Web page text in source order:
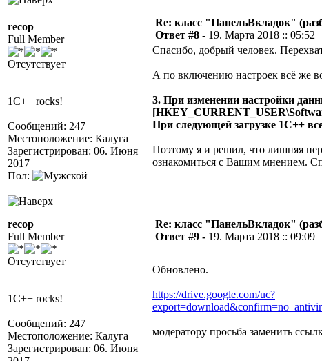
recop
Full Member
Отсутствует
1C++ rocks!
Сообщений: 247
Местоположение: Калуга
Зарегистрирован: 06. Июня
2017
Пол:
Re: класс "ПанельВкладок"
Ответ #8 - 19. Марта 2018 :: 05:52
Спасибо, добрый человек.
А по включению настроек всё же
3. При изменении настройки
При следующей загрузке 1С++
Поэтому я и решил, что лишняя
ознакомиться с Вашим мнением.
recop
Full Member
Отсутствует
1C++ rocks!
Сообщений: 247
Местоположение: Калуга
Зарегистрирован: 06. Июня
Re: класс "ПанельВкладок"
Ответ #9 - 19. Марта 2018 :: 09:09
Обновлено.
https://drive.google.com/uc?
модератору просьба заменить